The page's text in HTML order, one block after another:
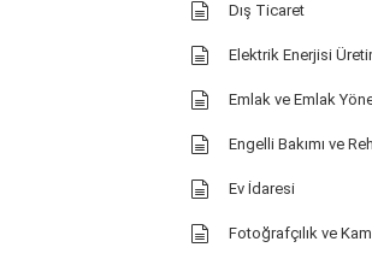
Dış Ticaret
Elektrik Enerjisi
Emlak ve Emlak
Engelli Bakımı ve
Ev İdaresi
Fotoğrafçılık ve